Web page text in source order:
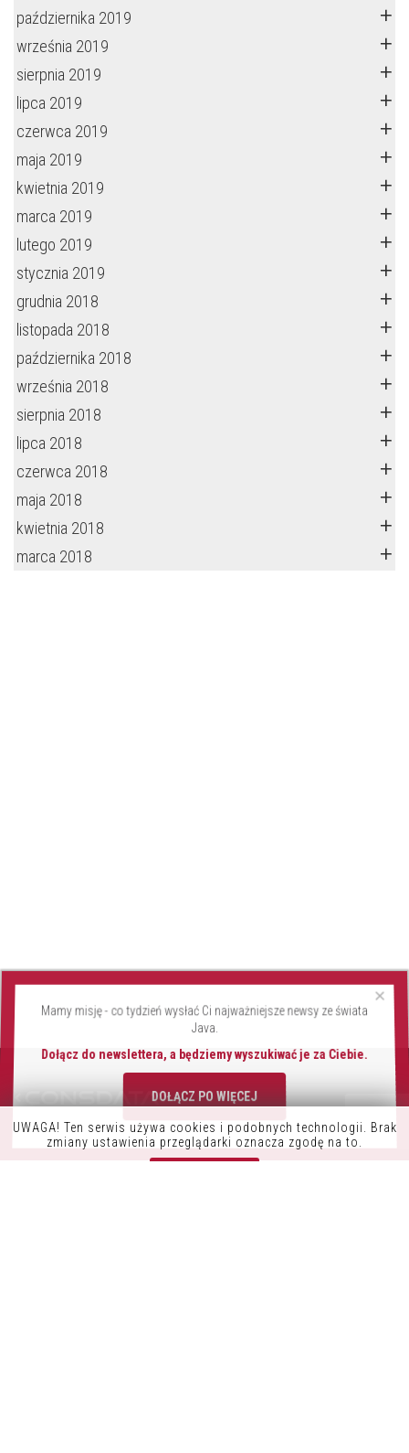
października 2019
września 2019
sierpnia 2019
lipca 2019
czerwca 2019
maja 2019
kwietnia 2019
marca 2019
lutego 2019
stycznia 2019
grudnia 2018
listopada 2018
października 2018
września 2018
sierpnia 2018
lipca 2018
czerwca 2018
maja 2018
kwietnia 2018
marca 2018
K9OFFICE
UWAGA! Ten serwis używa cookies i podobnych technologii. Brak
zmiany ustawienia przeglądarki oznacza zgodę na to.
×
Mamy misję - co tydzień wysłać Ci najważniejsze newsy ze świata
Java.
Dołącz do newslettera, a będziemy wyszukiwać je za Ciebie.
DOŁĄCZ PO WIĘCEJ